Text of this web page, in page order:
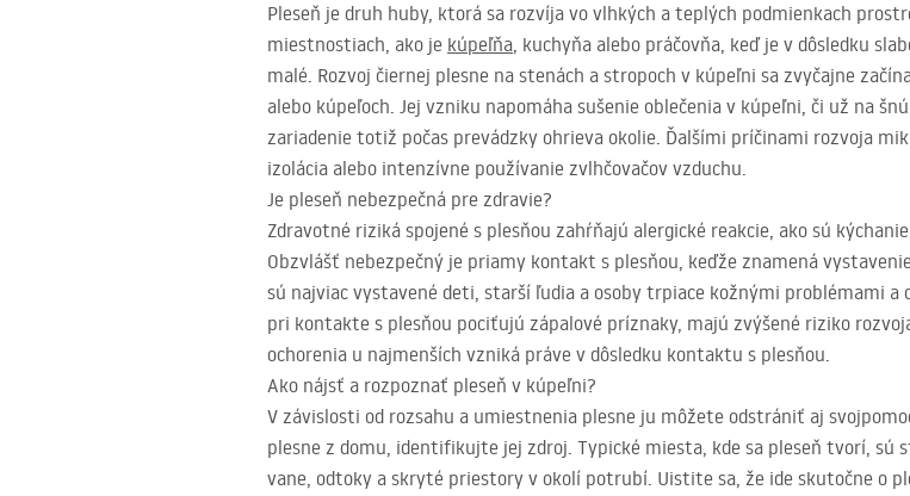
Pleseň je druh huby, ktorá sa rozvíja vo vlhkých a teplých podmienkach
miestnostiach, ako je kúpeľňa, kuchyňa alebo práčovňa, keď je v dôsledku
malé. Rozvoj čiernej plesne na stenách a stropoch v kúpeľni sa zvyčajne
alebo kúpeľoch. Jej vzniku napomáha sušenie oblečenia v kúpeľni, či už na
zariadenie totiž počas prevádzky ohrieva okolie. Ďalšími príčinami rozvoja
izolácia alebo intenzívne používanie zvlhčovačov vzduchu.
Je pleseň nebezpečná pre zdravie?
Zdravotné riziká spojené s plesňou zahŕňajú alergické reakcie, ako sú
Obzvlášť nebezpečný je priamy kontakt s plesňou, keďže znamená
sú najviac vystavené deti, starší ľudia a osoby trpiace kožnými problémami a
pri kontakte s plesňou pociťujú zápalové príznaky, majú zvýšené riziko
ochorenia u najmenších vzniká práve v dôsledku kontaktu s plesňou.
Ako nájsť a rozpoznať pleseň v kúpeľni?
V závislosti od rozsahu a umiestnenia plesne ju môžete odstrániť aj
plesne z domu, identifikujte jej zdroj. Typické miesta, kde sa pleseň tvorí, sú
vane, odtoky a skryté priestory v okolí potrubí. Uistite sa, že ide skutočne o